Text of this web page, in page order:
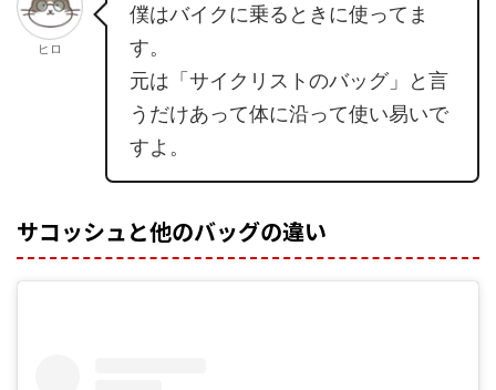
ヒロ
僕はバイクに乗るときに使ってま
す。
元は「サイクリストのバッグ」と言
うだけあって体に沿って使い易いで
すよ。
サコッシュと他のバッグの違い